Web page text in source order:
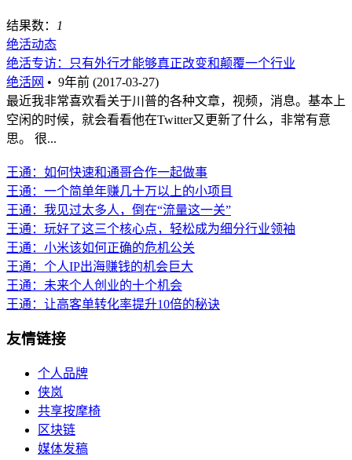
结果数：
1
绝活动态
绝活专访：只有外行才能够真正改变和颠覆一个行业
绝活网 • 9年前 (2017-03-27)
最近我非常喜欢看关于川普的各种文章，视频，消息。基本上
空闲的时候，就会看看他在Twitter又更新了什么，非常有意
思。 很...
王通：如何快速和通哥合作一起做事
王通：一个简单年赚几十万以上的小项目
王通：我见过太多人，倒在“流量这一关”
王通：玩好了这三个核心点，轻松成为细分行业领袖
王通：小米该如何正确的危机公关
王通：个人IP出海赚钱的机会巨大
王通：未来个人创业的十个机会
王通：让高客单转化率提升10倍的秘诀
友情链接
个人品牌
侠岚
共享按摩椅
区块链
媒体发稿